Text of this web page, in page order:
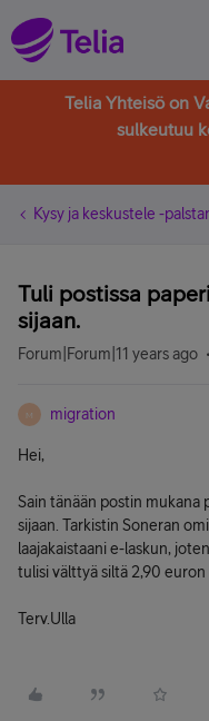
Telia Yhteisö on
sulkeutuu
Kysy ja keskustele -
Tuli postissa
sijaan.
Forum|Forum|11 years ago
M migration
Hei,
Sain tänään postin mukana
sijaan. Tarkistin Soneran
laajakaistaani e-laskun,
tulisi välttyä siltä 2,90 euron
Terv.Ulla